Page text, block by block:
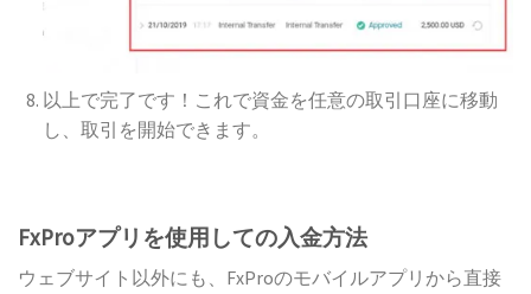
以上で完了です！これで資金を任意の取引口座に移動
し、取引を開始できます。
FxProアプリを使用しての入金方法
ウェブサイト以外にも、FxProのモバイルアプリから直接